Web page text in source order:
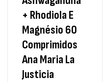
+ Rhodiola E
Magnésio 60
Comprimidos
Ana Maria La
Justicia